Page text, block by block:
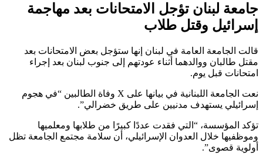
جامعة لبنان تؤجل الامتحانات بعد مهاجمة
إسرائيل وقتل طلاب
قالت الجامعة العامة في لبنان إنها ستؤجل بعض الامتحانات بعد
مقتل طالبان ووالدهما أثناء عودتهم إلى جنوب لبنان بعد إجراء
امتحانات قبل يوم.
نعت الجامعة اللبنانية في بيانها على X وفاة الطالبين “في هجوم
إسرائيلي يستهدف مدنيين على طريق خضرالي”.
تؤكد المؤسسة، “التي فقدت عددًا كبيرًا من طلابها ومعلميها
وموظفيها خلال العدوان الإسرائيلي، أن سلامة مجتمع الجامعة تظل
أولوية قصوى”.